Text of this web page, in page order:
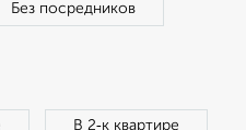
Без посредников
В 2‑к квартире